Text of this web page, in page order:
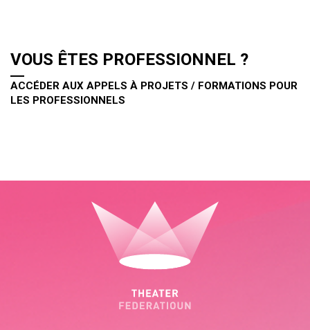
VOUS ÊTES PROFESSIONNEL ?
ACCÉDER AUX APPELS À PROJETS / FORMATIONS POUR
LES PROFESSIONNELS